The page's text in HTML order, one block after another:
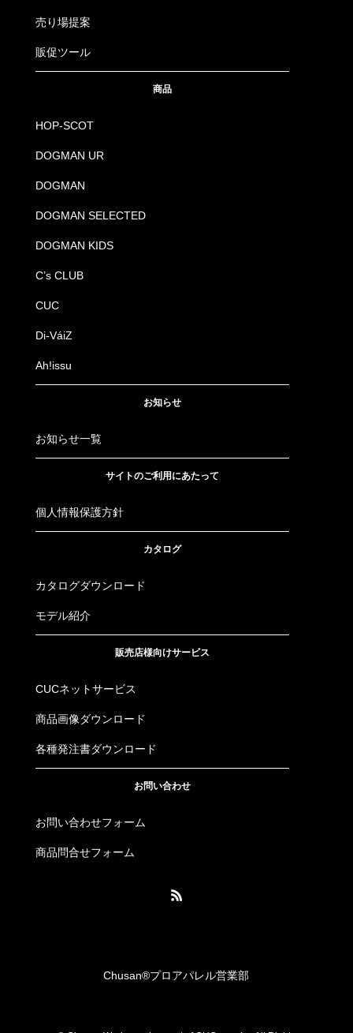
売り場提案
販促ツール
商品
HOP-SCOT
DOGMAN UR
DOGMAN
DOGMAN SELECTED
DOGMAN KIDS
C’s CLUB
CUC
Di-VáiZ
Ah!issu
お知らせ
お知らせ一覧
サイトのご利用にあたって
個人情報保護方針
カタログ
カタログダウンロード
モデル紹介
販売店様向けサービス
CUCネットサービス
商品画像ダウンロード
各種発注書ダウンロード
お問い合わせ
お問い合わせフォーム
商品問合せフォーム
Chusan®︎プロアパレル営業部